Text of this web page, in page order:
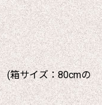
サイズ：80cmの